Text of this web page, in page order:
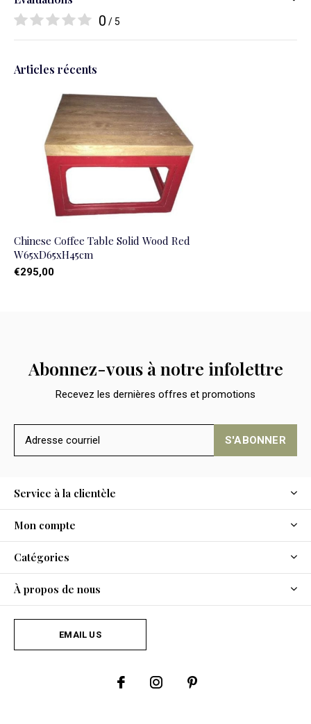
0 / 5
Articles récents
Chinese Coffee Table Solid Wood Red
W65xD65xH45cm
€295,00
Abonnez-vous à notre infolettre
Recevez les dernières offres et promotions
S'ABONNER
Service à la clientèle
Mon compte
Catégories
À propos de nous
EMAIL US